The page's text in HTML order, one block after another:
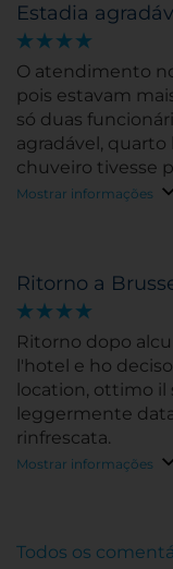
Estadia
O atendimento
pois estavam
só duas
agradável,
chuveiro tivesse
Mostrar informações
Ritorno a
Ritorno dopo alcuni anni Brussel,
l'hotel e ho
location, ottimo il
leggermente
rinfrescata.
Mostrar informações
Todos os